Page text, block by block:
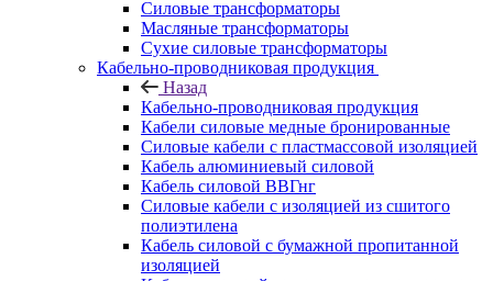
Силовые трансформаторы
Масляные трансформаторы
Сухие силовые трансформаторы
Кабельно-проводниковая продукция
Назад
Кабельно-проводниковая продукция
Кабели силовые медные бронированные
Силовые кабели с пластмассовой изоляцией
Кабель алюминиевый силовой
Кабель силовой ВВГнг
Силовые кабели с изоляцией из сшитого
полиэтилена
Кабель силовой с бумажной пропитанной
изоляцией